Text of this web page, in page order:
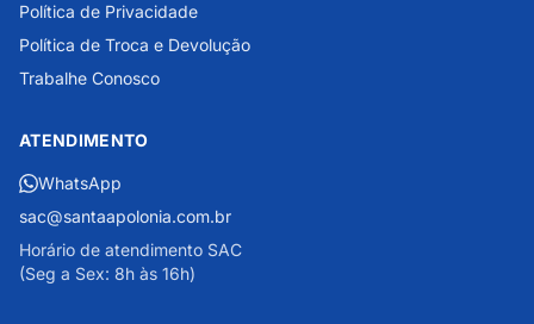
Política de Privacidade
Política de Troca e Devolução
Trabalhe Conosco
ATENDIMENTO
WhatsApp
sac@santaapolonia.com.br
Horário de atendimento SAC
(Seg a Sex: 8h às 16h)